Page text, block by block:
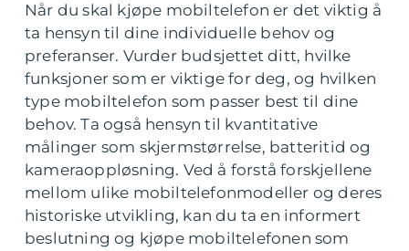
Når du skal kjøpe mobiltelefon er det viktig å
ta hensyn til dine individuelle behov og
preferanser. Vurder budsjettet ditt, hvilke
funksjoner som er viktige for deg, og hvilken
type mobiltelefon som passer best til dine
behov. Ta også hensyn til kvantitative
målinger som skjermstørrelse, batteritid og
kameraoppløsning. Ved å forstå forskjellene
mellom ulike mobiltelefonmodeller og deres
historiske utvikling, kan du ta en informert
beslutning og kjøpe mobiltelefonen som